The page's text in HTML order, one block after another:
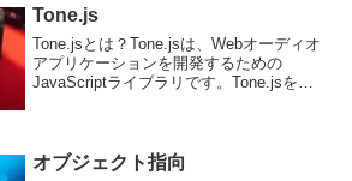
Tone.js
Tone.jsとは？Tone.jsは、Webオーディオ
アプリケーションを開発するための
JavaScriptライブラリです。Tone.jsを使
オブジェクト指向